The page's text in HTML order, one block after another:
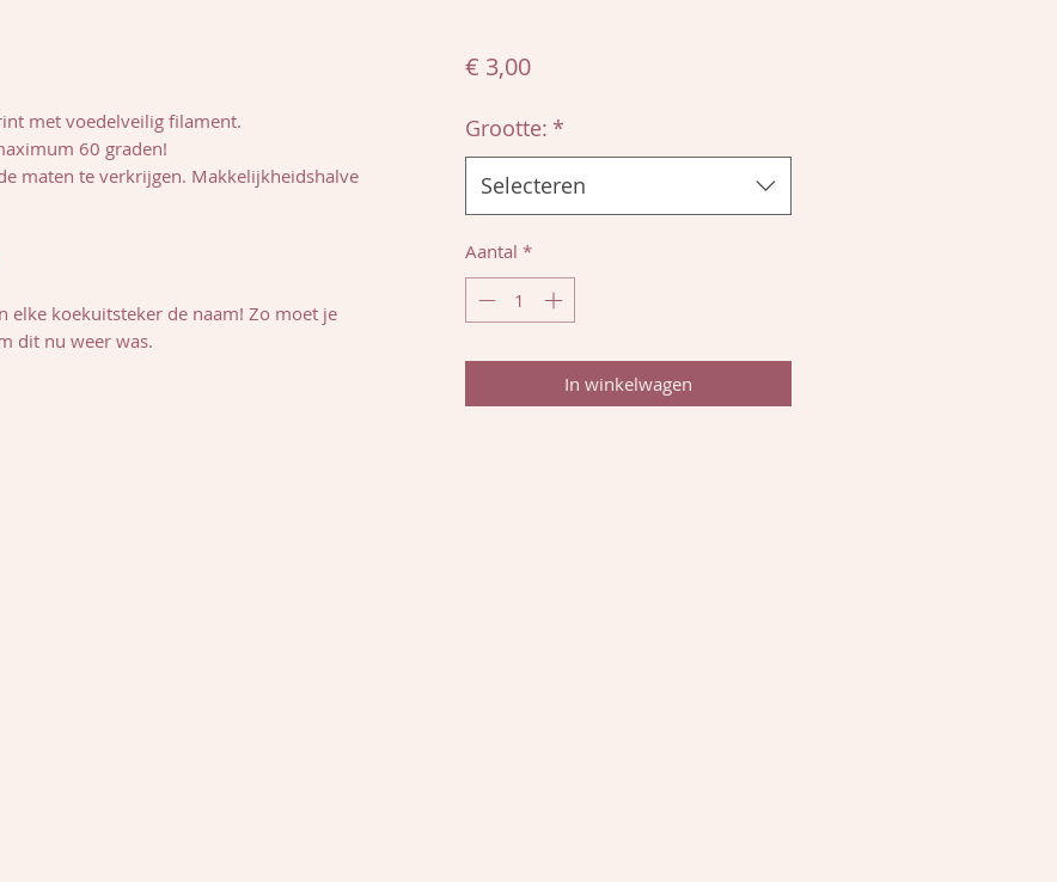
met voedelveilig filament.
60 graden!
maten te verkrijgen. Makkelijkheidshalve
elke koekuitsteker de naam! Zo moet je
dit nu weer was.
€ 3,00Prijs
Grootte: *
Selecteren
Aantal *
In winkelwagen